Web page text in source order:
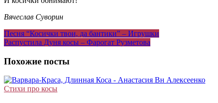
Вячеслав Суворин
Навигация
по
записям
Песня “Косички твои, да бантики” – Игрушки
Распустила Дуня косы – Фарогат Рузметова
Похожие посты
Cтихи про косы